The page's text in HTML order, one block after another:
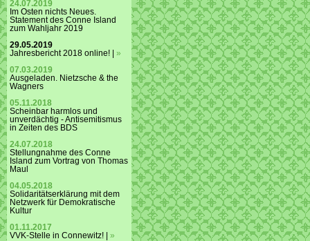
24.07.2019
Im Osten nichts Neues.
Statement des Conne Island
zum Wahljahr 2019
29.05.2019
Jahresbericht 2018 online! | »
07.03.2019
Ausgeladen. Nietzsche & the
Wagners
05.11.2018
Scheinbar harmlos und
unverdächtig - Antisemitismus
in Zeiten des BDS
24.07.2018
Stellungnahme des Conne
Island zum Vortrag von Thomas
Maul
04.05.2018
Solidaritätserklärung mit dem
Netzwerk für Demokratische
Kultur
01.11.2017
VVK-Stelle in Connewitz! | »